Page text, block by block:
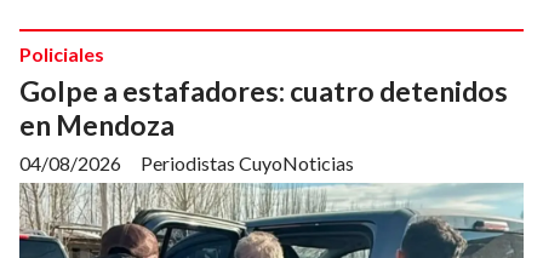
Golpe a estafadores: cuatro detenidos
en Mendoza
Periodistas CuyoNoticias
Policiales
04/08/2026